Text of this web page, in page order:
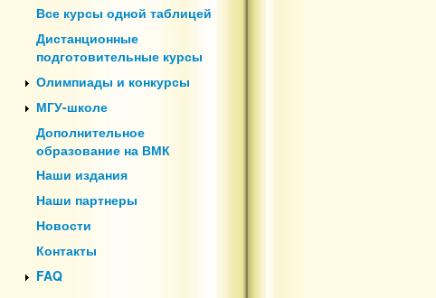
Все курсы одной таблицей
Дистанционные
подготовительные курсы
Олимпиады и конкурсы
МГУ-школе
Дополнительное
образование на ВМК
Наши издания
Наши партнеры
Новости
Контакты
FAQ